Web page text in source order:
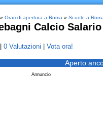
Orari di apertura a Roma » Scuole a
Calcio Salario
0 Valutazioni Vota ora!
Aperto
Annuncio